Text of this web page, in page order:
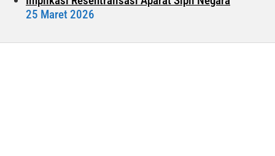
25 Maret 2026